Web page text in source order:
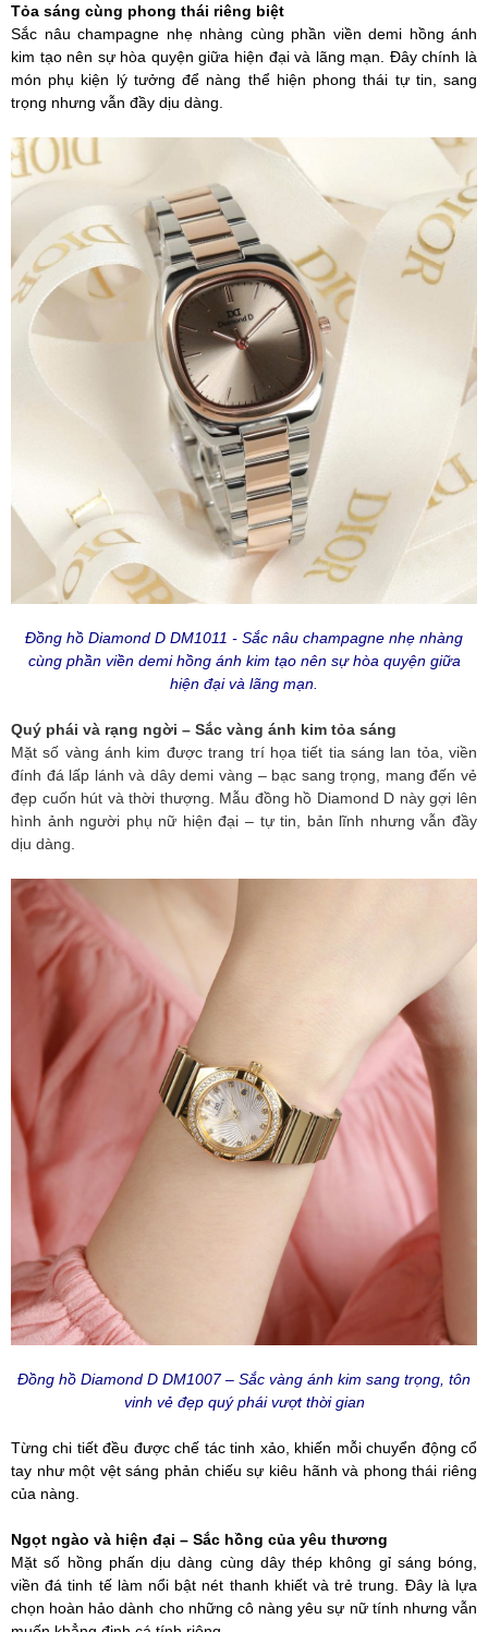
Tỏa sáng cùng phong thái riêng biệt
Sắc nâu champagne nhẹ nhàng cùng phần viền demi hồng ánh
kim tạo nên sự hòa quyện giữa hiện đại và lãng mạn. Đây chính là
món phụ kiện lý tưởng để nàng thể hiện phong thái tự tin, sang
trọng nhưng vẫn đầy dịu dàng.
Đồng hồ Diamond D DM1011 - Sắc nâu champagne nhẹ nhàng
cùng phần viền demi hồng ánh kim tạo nên sự hòa quyện giữa
hiện đại và lãng mạn.
Quý phái và rạng ngời – Sắc vàng ánh kim tỏa sáng
Mặt số vàng ánh kim được trang trí họa tiết tia sáng lan tỏa, viền
đính đá lấp lánh và dây demi vàng – bạc sang trọng, mang đến vẻ
đẹp cuốn hút và thời thượng. Mẫu đồng hồ Diamond D này gợi lên
hình ảnh người phụ nữ hiện đại – tự tin, bản lĩnh nhưng vẫn đầy
dịu dàng.
Đồng hồ Diamond D DM1007 – Sắc vàng ánh kim sang trọng, tôn
vinh vẻ đẹp quý phái vượt thời gian
Từng chi tiết đều được chế tác tinh xảo, khiến mỗi chuyển động cổ
tay như một vệt sáng phản chiếu sự kiêu hãnh và phong thái riêng
của nàng.
Ngọt ngào và hiện đại – Sắc hồng của yêu thương
Mặt số hồng phấn dịu dàng cùng dây thép không gỉ sáng bóng,
viền đá tinh tế làm nổi bật nét thanh khiết và trẻ trung. Đây là lựa
chọn hoàn hảo dành cho những cô nàng yêu sự nữ tính nhưng vẫn